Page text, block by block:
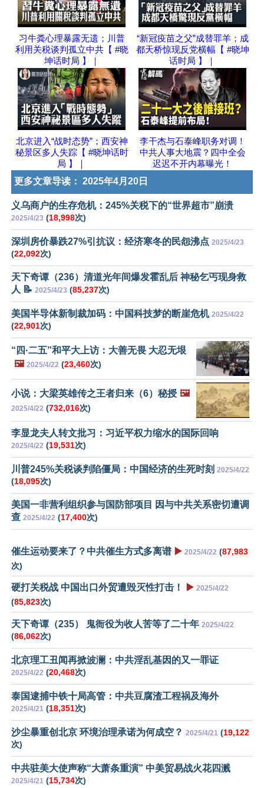
习牛粪心理暴露无遗；川普
利用关税谈判孤立中共【 #晓
坤话时局 】｜
“新冠疫苗之父”成替罪羊；成
都天桥惊现反党横幅【 #晓坤
话时局 】｜
北京进入“战时态势”；西安神
秘景区多人失踪【 #晓坤话时
局 】｜
李干杰与石泰峰职务对调！
中共人事大地震？四中全会
迟迟不开内幕曝光！
更多文章导读： 2025年4月20日
义乌商户的生存危机：245%关税下的“世界超市”崩溃
2025/4/23 (18,998次)
深圳房价暴跌27%引抗议：经济寒冬的民怨沸点 2025/4/23
(22,092次)
天下奇谭（236）清道光年间爆发霍乱后 神秘乞丐现身救
人 📝 2025/4/23 (85,237次)
美国半导体新制裁加码：中国科技梦的断崖危机 2025/4/22
(22,901次)
“四·二五”和平大上访：大善无畏 大忍无垠
🖼️ 2025/4/22 (23,460次)
小说：大梁英雄传之王者归来（6）秘授 🖼️
2025/4/22 (732,016次)
李显龙夫人转文批习：习近平权力缩水的国际回响
2025/4/22 (19,531次)
川普245%关税谈判陷僵局：中国经济的生死时刻 2025/4/22
(18,095次)
美国一非营利组织参与国防部项目 因与中共关系密切遭调
查 2025/4/22 (17,400次)
催生运动要来了？中共催生方式多离谱 ▶️ 2025/4/22 (87,983
次)
硬打关税战 中国出口外贸遭毁灭性打击！ ▶️ 2025/4/22
(85,823次)
天下奇谭（235） 鬼衙役为收人苦等了二十年 2025/4/22
(86,062次)
北京理工丑闻再掀波澜：中共淫乱基因的又一罪证
2025/4/22 (20,468次)
泰国逮捕中铁十局高管：中共豆腐渣工程祸及海外
2025/4/21 (18,351次)
沙尘暴重创北京 环境治理承诺为何成空？ 2025/4/21 (19,122
次)
中共驻美大使声称“大萧条重演” 中美贸易战火花四溅
2025/4/21 (15,734次)